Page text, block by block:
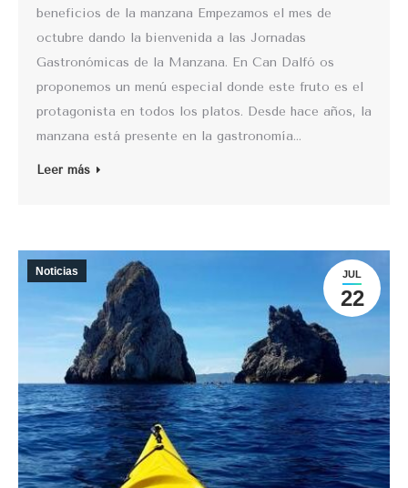
beneficios de la manzana Empezamos el mes de
octubre dando la bienvenida a las Jornadas
Gastronómicas de la Manzana. En Can Dalfó os
proponemos un menú especial donde este fruto es el
protagonista en todos los platos. Desde hace años, la
manzana está presente en la gastronomía…
Leer más
JUL
22
Noticias